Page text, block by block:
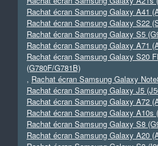
Rachat écran Samsung Galaxy A41
Rachat écran Samsung Galaxy S22
Rachat écran Samsung Galaxy S5
Rachat écran Samsung Galaxy A71
Rachat écran Samsung Galaxy S20
(G780F/G781B)
, Rachat écran Samsung Galaxy
Rachat écran Samsung Galaxy J5
Rachat écran Samsung Galaxy A72
Rachat écran Samsung Galaxy A10s
Rachat écran Samsung Galaxy S8
Rachat écran Samsung Galaxy A20